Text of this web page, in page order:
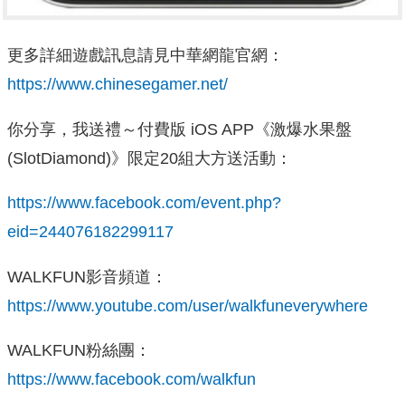
更多詳細遊戲訊息請見中華網龍官網：
https://www.chinesegamer.net/
你分享，我送禮～付費版 iOS APP《激爆水果盤
(SlotDiamond)》限定20組大方送活動：
https://www.facebook.com/event.php?
eid=244076182299117
WALKFUN影音頻道：
https://www.youtube.com/user/walkfuneverywhere
WALKFUN粉絲團：
https://www.facebook.com/walkfun